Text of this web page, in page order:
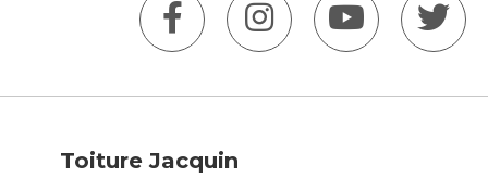
Toiture Jacquin